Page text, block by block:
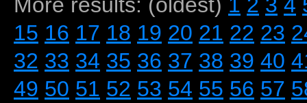
15 16 17 18 19 20 21 22 23
32 33 34 35 36 37 38 39 40
49 50 51 52 53 54 55 56 57